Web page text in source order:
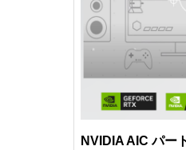
NVIDIA AIC パー